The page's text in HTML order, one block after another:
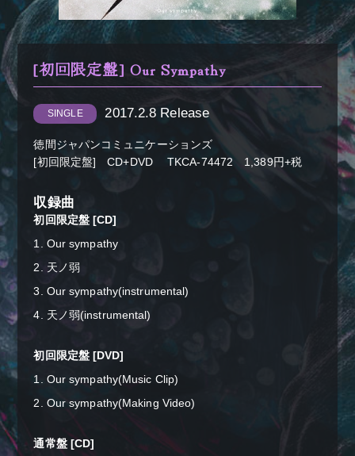
＋α／Cluster.
[初回限定盤] Our Sympathy
SINGLE 2017.2.8 Release
徳間ジャパンコミュニケーションズ
[初回限定盤] CD+DVD TKCA-74472 1,389円+税
収録曲
初回限定盤 [CD]
1. Our sympathy
2. 天ノ弱
3. Our sympathy(instrumental)
4. 天ノ弱(instrumental)
初回限定盤 [DVD]
1. Our sympathy(Music Clip)
2. Our sympathy(Making Video)
通常盤 [CD]